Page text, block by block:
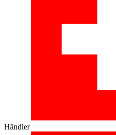
Händler